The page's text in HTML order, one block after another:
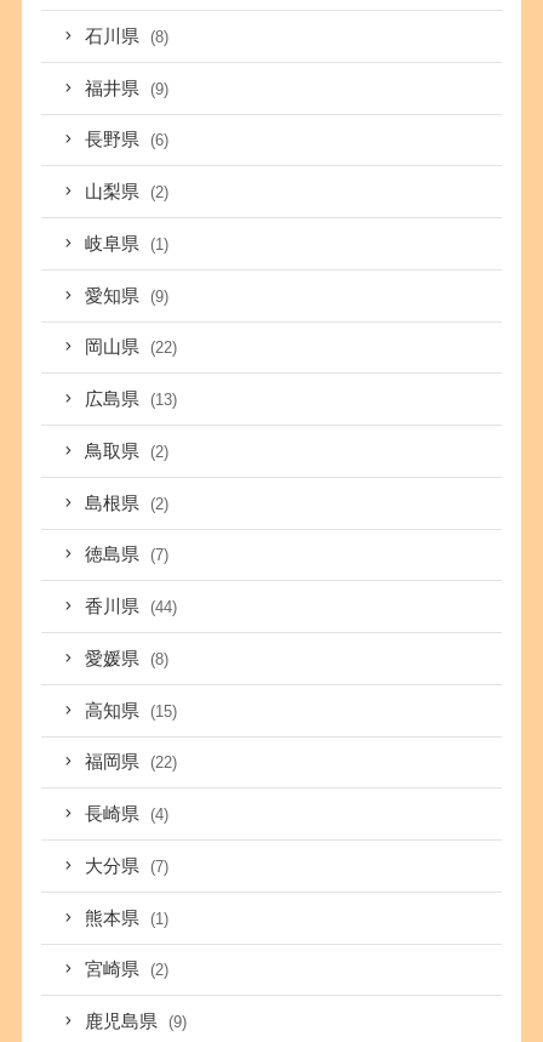
石川県 (8)
福井県 (9)
長野県 (6)
山梨県 (2)
岐阜県 (1)
愛知県 (9)
岡山県 (22)
広島県 (13)
鳥取県 (2)
島根県 (2)
徳島県 (7)
香川県 (44)
愛媛県 (8)
高知県 (15)
福岡県 (22)
長崎県 (4)
大分県 (7)
熊本県 (1)
宮崎県 (2)
鹿児島県 (9)